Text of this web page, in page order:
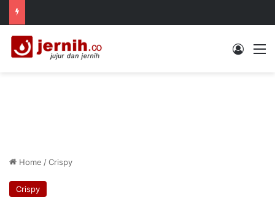
Log In
Home /Crispy
Crispy